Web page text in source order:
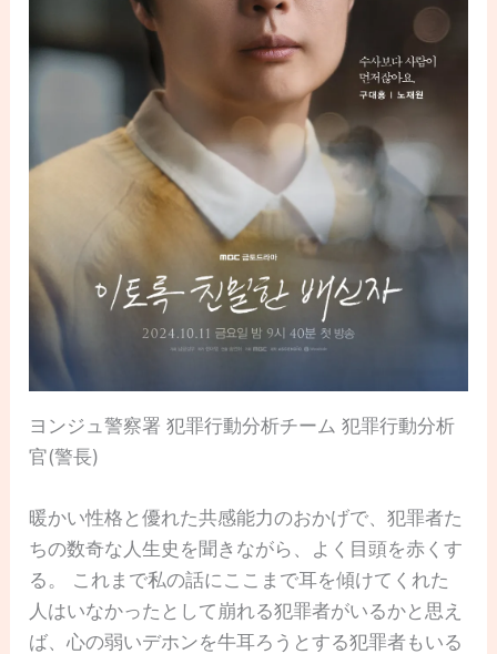
ヨンジュ警察署 犯罪行動分析チーム 犯罪行動分析
官(警長)
暖かい性格と優れた共感能力のおかげで、犯罪者た
ちの数奇な人生史を聞きながら、よく目頭を赤くす
る。 これまで私の話にここまで耳を傾けてくれた
人はいなかったとして崩れる犯罪者がいるかと思え
ば、心の弱いデホンを牛耳ろうとする犯罪者もいる